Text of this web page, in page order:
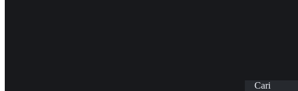
Cari